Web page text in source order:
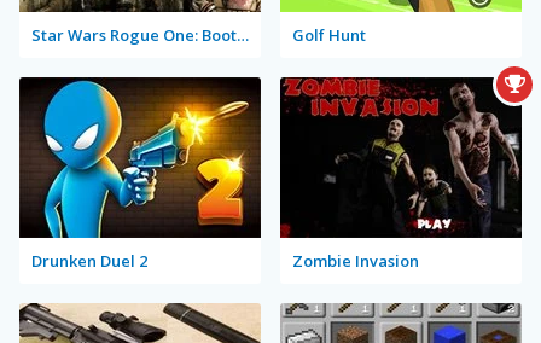
Star Wars Rogue One: Boots on the Ground Golf Hunt
Drunken Duel 2 Zombie Invasion